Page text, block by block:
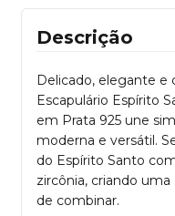
Descrição
Delicado, elegante e
Escapulário Espírito
em Prata 925 une
moderna e versátil.
do Espírito Santo
zircônia, criando
de combinar.